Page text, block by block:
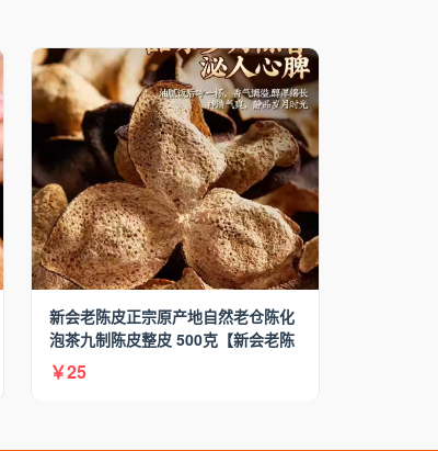
新会老陈皮正宗原产地自然老仓陈化
泡茶九制陈皮整皮 500克【新会老陈
皮】整皮
￥25